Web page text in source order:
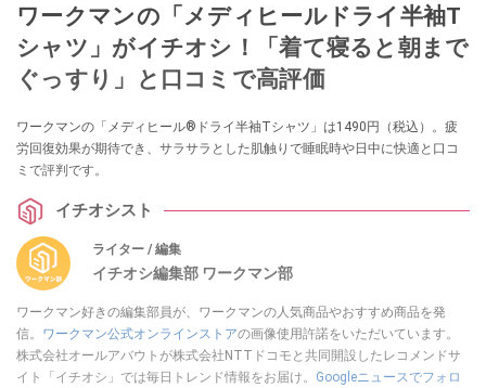
ワークマンの「メディヒールドライ半袖T
シャツ」がイチオシ！「着て寝ると朝まで
ぐっすり」と口コミで高評価
ワークマンの「メディヒール®ドライ半袖Tシャツ」は1490円（税込）。疲
労回復効果が期待でき、サラサラとした肌触りで睡眠時や日中に快適と口コ
ミで評判です。
イチオシスト
ライター / 編集
イチオシ編集部 ワークマン部
ワークマン好きの編集部員が、ワークマンの人気商品やおすすめ商品を発
信。 ワークマン公式オンラインストアの画像使用許諾をいただいています。
株式会社オールアバウトが株式会社NTTドコモと共同開設したレコメンドサ
イト「イチオシ」では毎日トレンド情報をお届け。 Googleニュースでフォロ